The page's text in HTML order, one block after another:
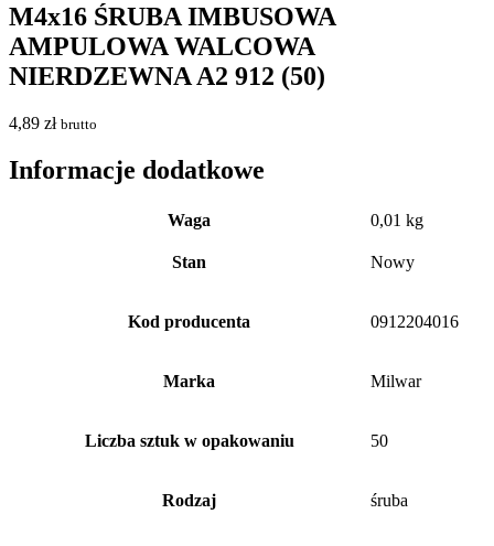
M4x16 ŚRUBA IMBUSOWA
AMPULOWA WALCOWA
NIERDZEWNA A2 912 (50)
4,89 zł brutto
Informacje dodatkowe
Waga 0,01 kg
Stan Nowy
Kod producenta 0912204016
Marka Milwar
Liczba sztuk w opakowaniu 50
Rodzaj śruba